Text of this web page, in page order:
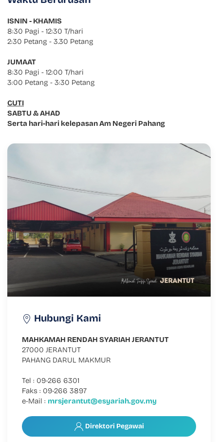
ISNIN - KHAMIS
8:30 Pagi - 12:30 T/hari
2:30 Petang - 3.30 Petang
JUMAAT
8:30 Pagi - 12:00 T/hari
3:00 Petang - 3:30 Petang
CUTI
SABTU & AHAD
Serta hari-hari kelepasan Am Negeri Pahang
Hubungi Kami
MAHKAMAH RENDAH SYARIAH JERANTUT
27000 JERANTUT
PAHANG DARUL MAKMUR
Tel : 09-266 6301
Faks : 09-266 3897
e-Mail : mrsjerantut@esyariah.gov.my
Direktori Pegawai